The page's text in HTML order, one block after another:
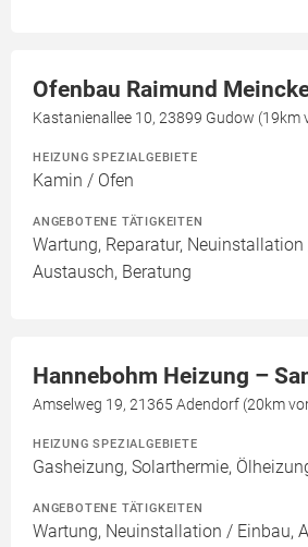
Ofenbau Raimund
Kastanienallee 10, 23899 Gudow (19km
HEIZUNG SPEZIALGEBIETE
Kamin / Ofen
ANGEBOTENE TÄTIGKEITEN
Wartung, Reparatur,
Austausch, Beratung
Hannebohm Heizung –
Amselweg 19, 21365 Adendorf (20km
HEIZUNG SPEZIALGEBIETE
Gasheizung, Solarthermie,
ANGEBOTENE TÄTIGKEITEN
Wartung, Neuinstallation / Einbau,